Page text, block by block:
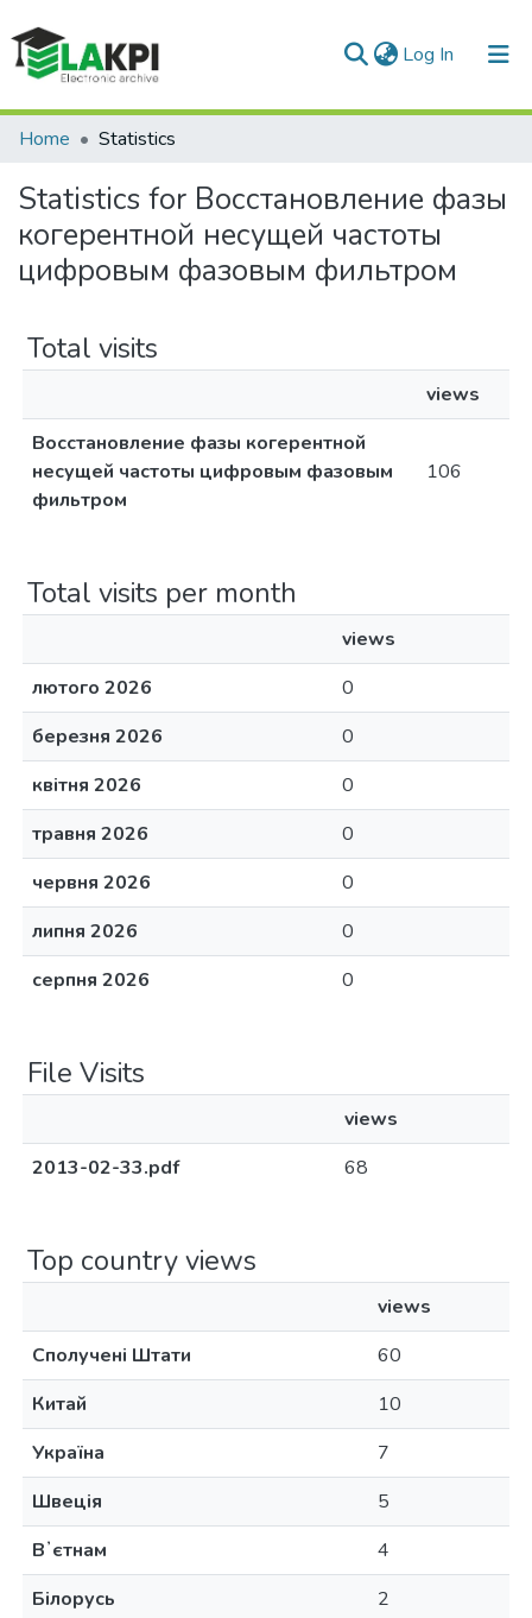
Log In (current)
Communities & Collections
All of DSpace
Home Statistics
Statistics for Восстановление фазы
когерентной несущей частоты
цифровым фазовым фильтром
Total visits
views
Восстановление фазы когерентной
несущей частоты цифровым фазовым
фильтром
106
Total visits per month
views
лютого 2026
0
березня 2026
0
квітня 2026
0
травня 2026
0
червня 2026
0
липня 2026
0
серпня 2026
0
File Visits
views
2013-02-33.pdf
68
Top country views
views
Сполучені Штати
60
Китай
10
Україна
7
Швеція
5
Вʼєтнам
4
Білорусь
2